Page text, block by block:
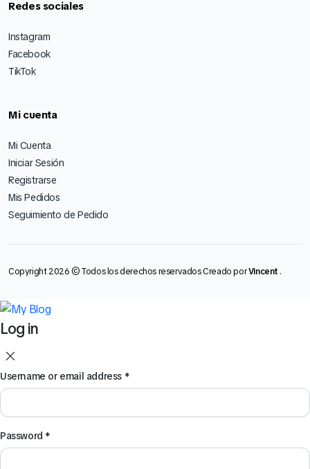
Redes sociales
Instagram
Facebook
TikTok
Mi cuenta
Mi Cuenta
Iniciar Sesión
Registrarse
Mis Pedidos
Seguimiento de Pedido
Copyright 2026 © Todos los derechos reservados Creado porVincent .
Log in
Username or email address *
Password *